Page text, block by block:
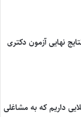
نهایی آزمون دکتری
داریم که به مشاغلی